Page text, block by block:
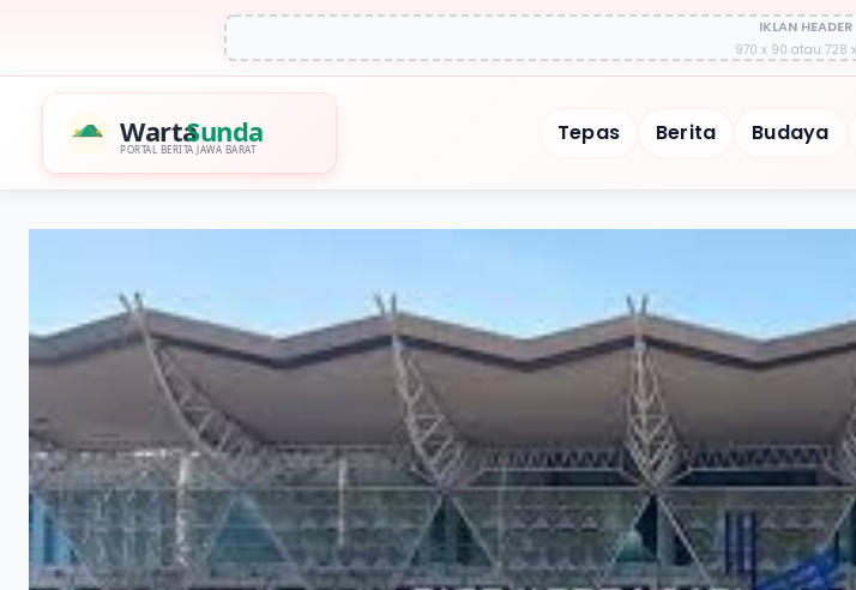
IKLAN HEADER
970 x 90 atau 728
WartaSunda
PORTAL BERITA JAWA BARAT
Tepas Berita Budaya